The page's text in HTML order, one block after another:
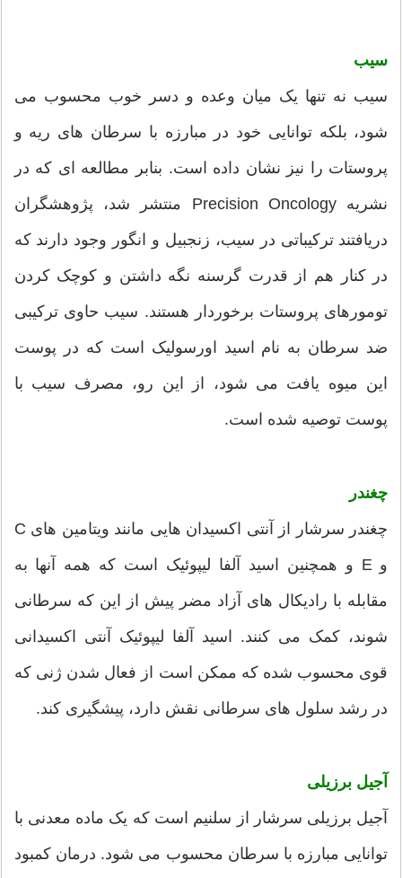
سیب
سیب نه تنها یک میان وعده و دسر خوب محسوب می
شود، بلکه توانایی خود در مبارزه با سرطان های ریه و
پروستات را نیز نشان داده است. بنابر مطالعه ای که در
نشریه Precision Oncology منتشر شد، پژوهشگران
دریافتند ترکیباتی در سیب، زنجبیل و انگور وجود دارند که
در کنار هم از قدرت گرسنه نگه داشتن و کوچک کردن
تومورهای پروستات برخوردار هستند. سیب حاوی ترکیبی
ضد سرطان به نام اسید اورسولیک است که در پوست
این میوه یافت می شود، از این رو، مصرف سیب با
پوست توصیه شده است.
چغندر
چغندر سرشار از آنتی اکسیدان هایی مانند ویتامین های C
و E و همچنین اسید آلفا لیپوئیک است که همه آنها به
مقابله با رادیکال های آزاد مضر پیش از این که سرطانی
شوند، کمک می کنند. اسید آلفا لیپوئیک آنتی اکسیدانی
قوی محسوب شده که ممکن است از فعال شدن ژنی که
در رشد سلول های سرطانی نقش دارد، پیشگیری کند.
آجیل برزیلی
آجیل برزیلی سرشار از سلنیم است که یک ماده معدنی با
توانایی مبارزه با سرطان محسوب می شود. درمان کمبود